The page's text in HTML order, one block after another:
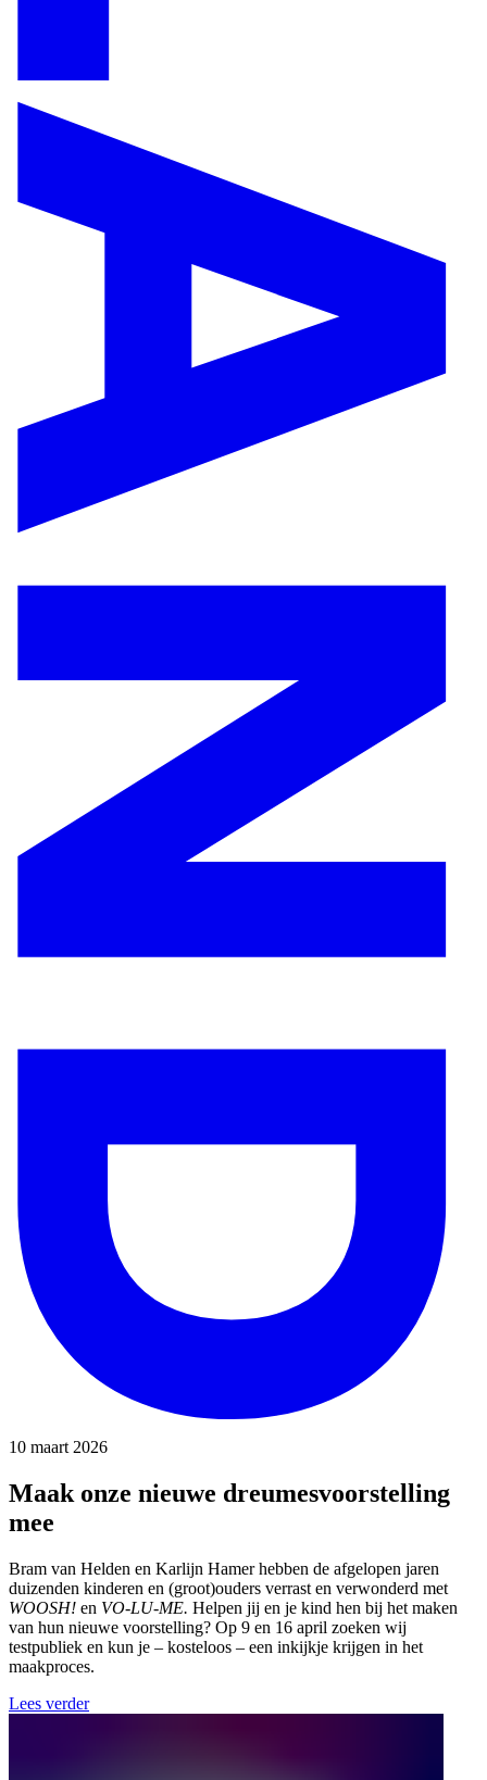
10 maart 2026
Maak onze nieuwe dreumesvoorstelling
mee
Bram van Helden en Karlijn Hamer hebben de afgelopen jaren
duizenden kinderen en (groot)ouders verrast en verwonderd met
WOOSH! en VO-LU-ME. Helpen jij en je kind hen bij het maken
van hun nieuwe voorstelling? Op 9 en 16 april zoeken wij
testpubliek en kun je – kosteloos – een inkijkje krijgen in het
maakproces.
Lees verder